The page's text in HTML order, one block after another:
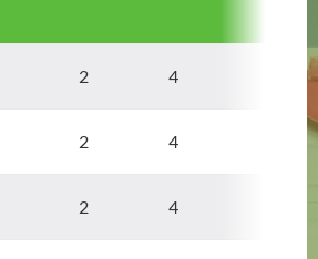
2 4
2 4
2 4